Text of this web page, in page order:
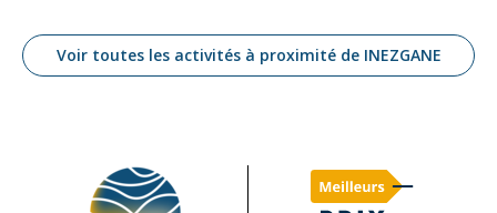
Voir toutes les activités à proximité de INEZGANE